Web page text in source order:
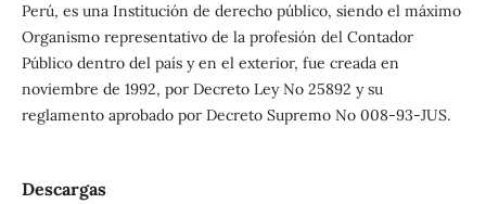
Perú, es una Institución de derecho público, siendo el máximo
Organismo representativo de la profesión del Contador
Público dentro del país y en el exterior, fue creada en
noviembre de 1992, por Decreto Ley No 25892 y su
reglamento aprobado por Decreto Supremo No 008-93-JUS.
Descargas